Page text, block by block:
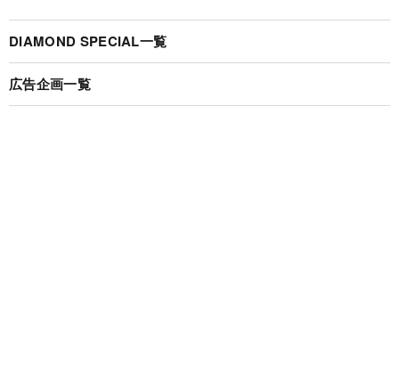
DIAMOND SPECIAL一覧
広告企画一覧